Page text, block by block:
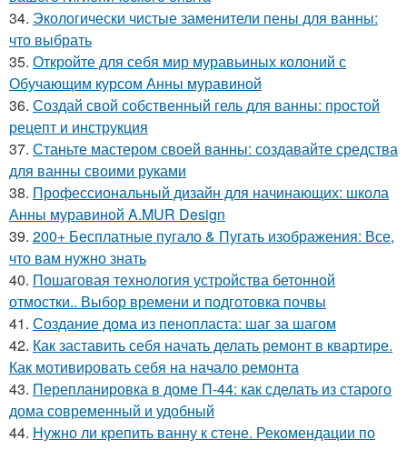
34. Экологически чистые заменители пены для ванны:
что выбрать
35. Откройте для себя мир муравьиных колоний с
Обучающим курсом Анны муравиной
36. Создай свой собственный гель для ванны: простой
рецепт и инструкция
37. Станьте мастером своей ванны: создавайте средства
для ванны своими руками
38. Профессиональный дизайн для начинающих: школа
Анны муравиной A.MUR Design
39. 200+ Бесплатные пугало & Пугать изображения: Все,
что вам нужно знать
40. Пошаговая технология устройства бетонной
отмостки.. Выбор времени и подготовка почвы
41. Создание дома из пенопласта: шаг за шагом
42. Как заставить себя начать делать ремонт в квартире.
Как мотивировать себя на начало ремонта
43. Перепланировка в доме П-44: как сделать из старого
дома современный и удобный
44. Нужно ли крепить ванну к стене. Рекомендации по